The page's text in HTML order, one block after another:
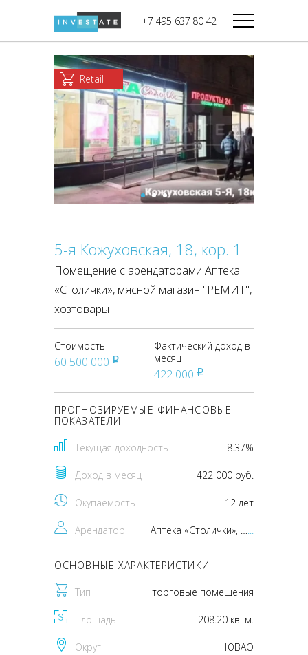
+7 495 637 80 42
Дикси
Верный
Мираторг
Магнолия
В башне
Башня Федерация-II
Запад
Башня Федерация-I
Восток
Город Столиц,
Северный блок
Город Столиц,
Южный блок
Retail
5-я Кожуховская, 18, кор. 1
Помещение с арендаторами Аптека
«Столички», мясной магазин "РЕМИТ",
хозтовары
Стоимость
60 500 000 pуб
Фактический доход в
месяц
422 000 pуб
ПРОГНОЗИРУЕМЫЕ ФИНАНСОВЫЕ
ПОКАЗАТЕЛИ
Текущая доходность 8.37%
Доход в месяц 422 000 руб.
Окупаемость 12 лет
Арендатор Аптека «Столички», мясной магазин "РЕМИТ", хозтовары...
ОСНОВНЫЕ ХАРАКТЕРИСТИКИ
Тип торговые помещения
Площадь 208.20 кв. м.
Округ ЮВАО